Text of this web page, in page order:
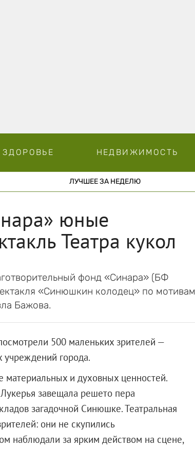
ЗДОРОВЬЕ НЕДВИЖИМОСТЬ
ЛУЧШЕЕ ЗА НЕДЕЛЮ
юные
Театра кукол
фонд «Синара» (БФ
«Синюшкин колодец» по мотивам
Бажова.
500 маленьких зрителей —
учреждений города.
материальных и духовных ценностей.
завещала решето пера
загадочной Синюшке. Театральная
они не скупились
наблюдали за ярким действом на сцене,